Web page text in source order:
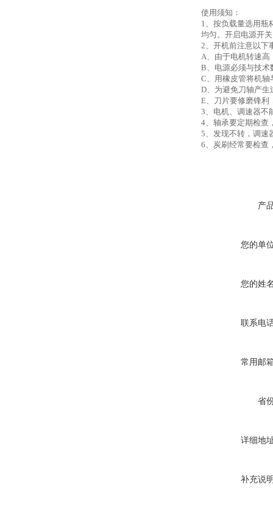
使用须知：
1、按负载量选用瓶
均匀。开启电源开
2、开机前注意以下
A、由于电机转速高
B、电源必须与技术
C、用橡皮管将机轴
D、为避免刀轴产
E、刀片要修磨锋利
3、电机、调速器不
4、轴承要定期检查
5、发现不转，调速
6、炭刷经常要检查
产
您的单
您的姓
联系电
常用邮
省
详细地
补充说